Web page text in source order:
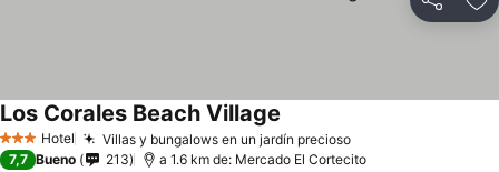
Compartir
3 Estrellas
Hotel Villas y bungalows en un jardín preciosoVer precios
Los Corales Beach Village
7,7 Bueno 213 a 1.6 km de: Mercado El Cortecito